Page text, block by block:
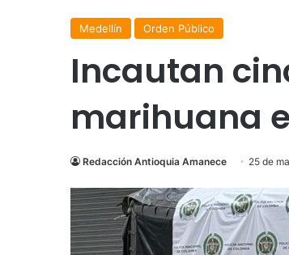
Medellín Orden Público
Incautan
marihuana
Redacción Antioquia Amanece 25 de